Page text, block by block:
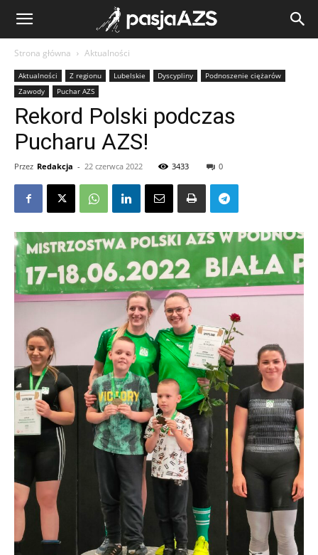
Strona główna Aktualności
Aktualności Z regionu Lubelskie Dyscypliny
Podnoszenie ciężarów
Zawody
Puchar AZS
Rekord Polski podczas
Pucharu AZS!
Przez Redakcja - 22 czerwca 2022 3433 0